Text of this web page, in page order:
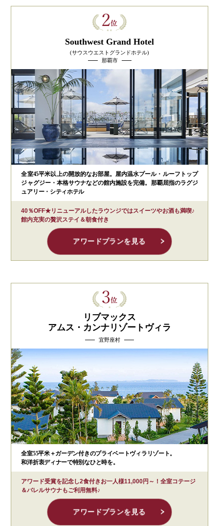
Southwest Grand Hotel
(サウスウエストグランドホテル)
那覇市
全室45平米以上の開放的なお部屋。屋内温水プール・ルーフトップ
ジャグジー・本格サウナなどの館内施設を完備。那覇屈指のラグジ
ュアリー・シティホテル
40％OFF★リニューアルしたラウンジではスイーツやお酒も満喫♪
館内充実の贅沢ステイ＆朝食付き
アワードプランを見る
リブマックス
アムス・カンナリゾートヴィラ
宜野座村
全室55平米＋ガーデン付きのプライベートヴィラリゾート。
和洋折衷ディナーで特別なひと時を。
アワード受賞を記念し2食付きお一人様11,000円～！全室コテージ
＆バレルサウナもご利用無料♪
アワードプランを見る